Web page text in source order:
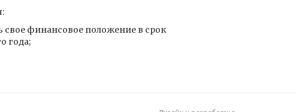
финансовое положение в срок
года;